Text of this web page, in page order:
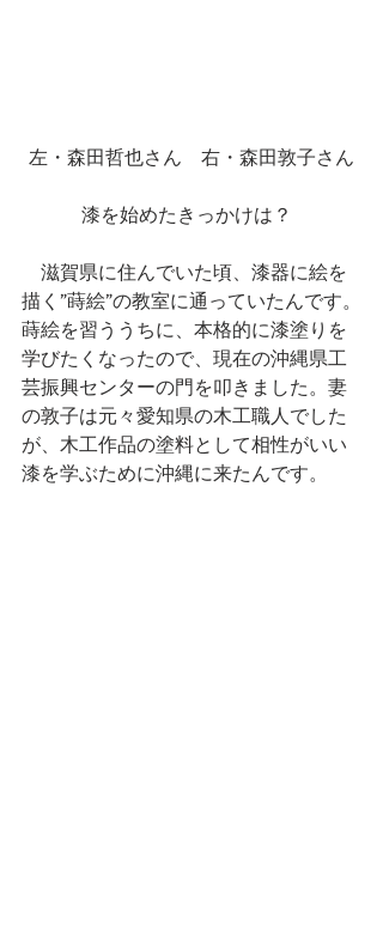
左・森田哲也さん　右・森田敦子さん
漆を始めたきっかけは？
滋賀県に住んでいた頃、漆器に絵を
描く”蒔絵”の教室に通っていたんです。
蒔絵を習ううちに、本格的に漆塗りを
学びたくなったので、現在の沖縄県工
芸振興センターの門を叩きました。妻
の敦子は元々愛知県の木工職人でした
が、木工作品の塗料として相性がいい
漆を学ぶために沖縄に来たんです。